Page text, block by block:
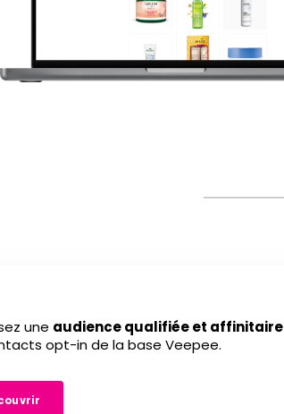
une audience qualifiée et affinitaire
opt-in de la base Veepee.